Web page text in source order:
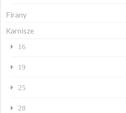
Firany
Karnisze
16
19
25
28